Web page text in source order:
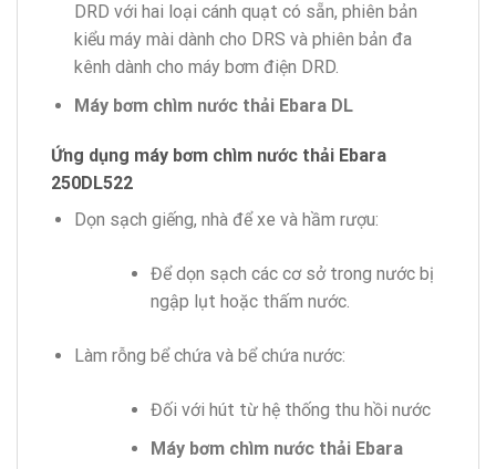
DRD với hai loại cánh quạt có sẵn, phiên bản
kiểu máy mài dành cho DRS và phiên bản đa
kênh dành cho máy bơm điện DRD.
Máy bơm chìm nước thải Ebara DL
Ứng dụng máy bơm chìm nước thải Ebara
250DL522
Dọn sạch giếng, nhà để xe và hầm rượu:
Để dọn sạch các cơ sở trong nước bị
ngập lụt hoặc thấm nước.
Làm rỗng bể chứa và bể chứa nước:
Đối với hút từ hệ thống thu hồi nước
Máy bơm chìm nước thải Ebara